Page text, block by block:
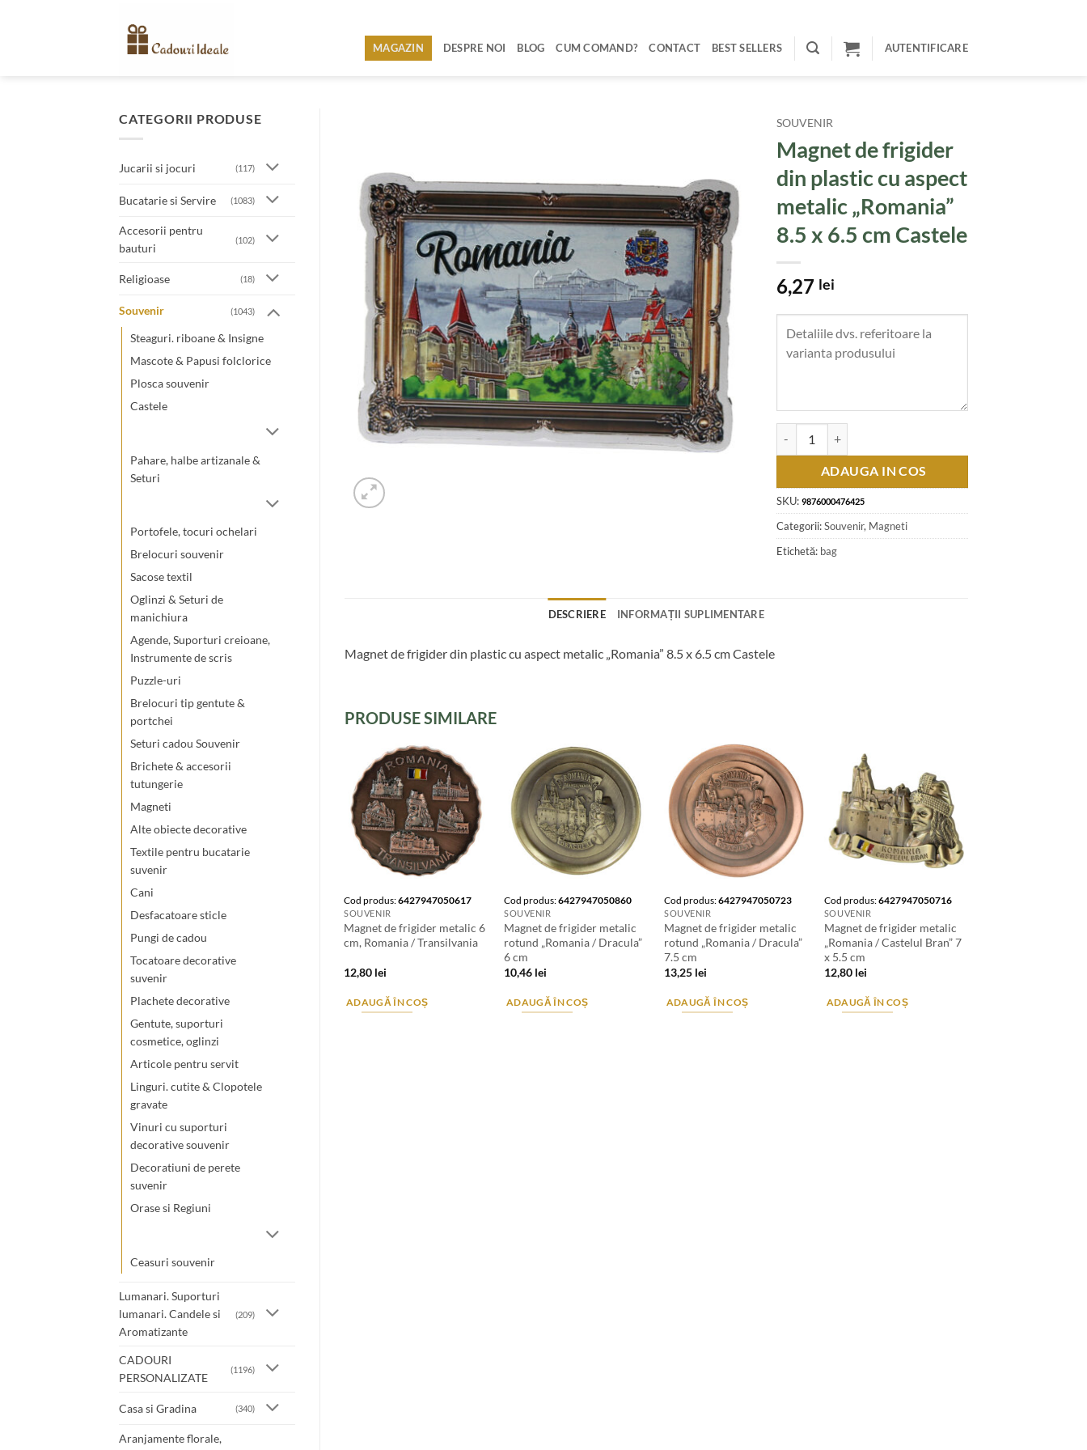
MAGAZIN DESPRE NOI BLOG CUM COMAND? CONTACT BEST SELLERS AUTENTIFICARE
CATEGORII PRODUSE
Jucarii si jocuri (117)
Bucatarie si Servire (1083)
Accesorii pentru
bauturi
(102)
Religioase (18)
Souvenir (1043)
Steaguri. riboane & Insigne
Mascote & Papusi folclorice
Plosca souvenir
Castele
Pahare, halbe artizanale &
Seturi
Portofele, tocuri ochelari
Brelocuri souvenir
Sacose textil
Oglinzi & Seturi de
manichiura
Agende, Suporturi creioane,
Instrumente de scris
Puzzle-uri
Brelocuri tip gentute &
portchei
Seturi cadou Souvenir
Brichete & accesorii
tutungerie
Magneti
Alte obiecte decorative
Textile pentru bucatarie
suvenir
Cani
Desfacatoare sticle
Pungi de cadou
Tocatoare decorative
suvenir
Plachete decorative
Gentute, suporturi
cosmetice, oglinzi
Articole pentru servit
Linguri. cutite & Clopotele
gravate
Vinuri cu suporturi
decorative souvenir
Decoratiuni de perete
suvenir
Orase si Regiuni
Ceasuri souvenir
Lumanari. Suporturi
lumanari. Candele si
Aromatizante
(209)
CADOURI
PERSONALIZATE
(1196)
Casa si Gradina (340)
Aranjamente florale,
SOUVENIR
Magnet de frigider
din plastic cu aspect
metalic „Romania”
8.5 x 6.5 cm Castele
6,27 lei
ADAUGA IN COS
SKU: 9876000476425
Categorii:Souvenir, Magneti
Etichetă: bag
DESCRIERE INFORMAȚII SUPLIMENTARE
Magnet de frigider din plastic cu aspect metalic „Romania” 8.5 x 6.5 cm Castele
PRODUSE SIMILARE
Cod produs:6427947050617
SOUVENIR
Magnet de frigider metalic 6
cm, Romania / Transilvania
12,80 lei
ADAUGĂ ÎN COȘ
Cod produs:6427947050860
SOUVENIR
Magnet de frigider metalic
rotund „Romania / Dracula”
6 cm
10,46 lei
ADAUGĂ ÎN COȘ
Cod produs:6427947050723
SOUVENIR
Magnet de frigider metalic
rotund „Romania / Dracula”
7.5 cm
13,25 lei
ADAUGĂ ÎN COȘ
Cod produs:6427947050716
SOUVENIR
Magnet de frigider metalic
„Romania / Castelul Bran” 7
x 5.5 cm
12,80 lei
ADAUGĂ ÎN COȘ